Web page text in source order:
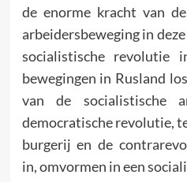
de enorme kracht van
arbeidersbeweging in
socialistische revolutie
bewegingen in Rusland
van de socialistische
democratische revolutie,
burgerij en de
in, omvormen in een